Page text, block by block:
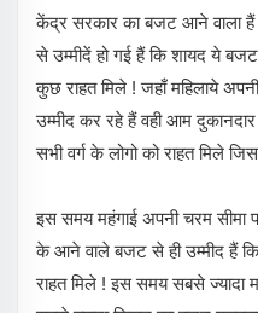
केंद्र सरकार का बजट आने वाला
से उम्मीदें हो गई हैं कि शायद ये
कुछ राहत मिले ! जहाँ महिलाये
उम्मीद कर रहे हैं वही आम
सभी वर्ग के लोगो को राहत मिले
इस समय महंगाई अपनी चरम सीमा
के आने वाले बजट से ही उम्मीद हैं
राहत मिले ! इस समय सबसे ज्यादा